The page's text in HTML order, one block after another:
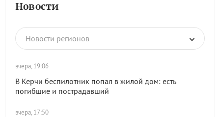
Новости
Новости регионов
вчера, 19:06
В Керчи беспилотник попал в жилой дом: есть
погибшие и пострадавший
вчера, 17:50